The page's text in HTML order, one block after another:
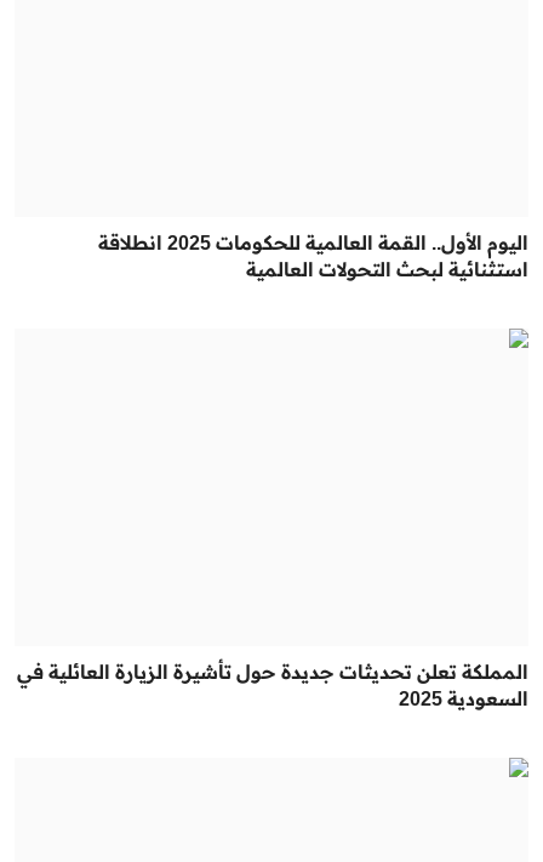
اليوم الأول.. القمة العالمية للحكومات 2025 انطلاقة
استثنائية لبحث التحولات العالمية
المملكة تعلن تحديثات جديدة حول تأشيرة الزيارة العائلية في
السعودية 2025